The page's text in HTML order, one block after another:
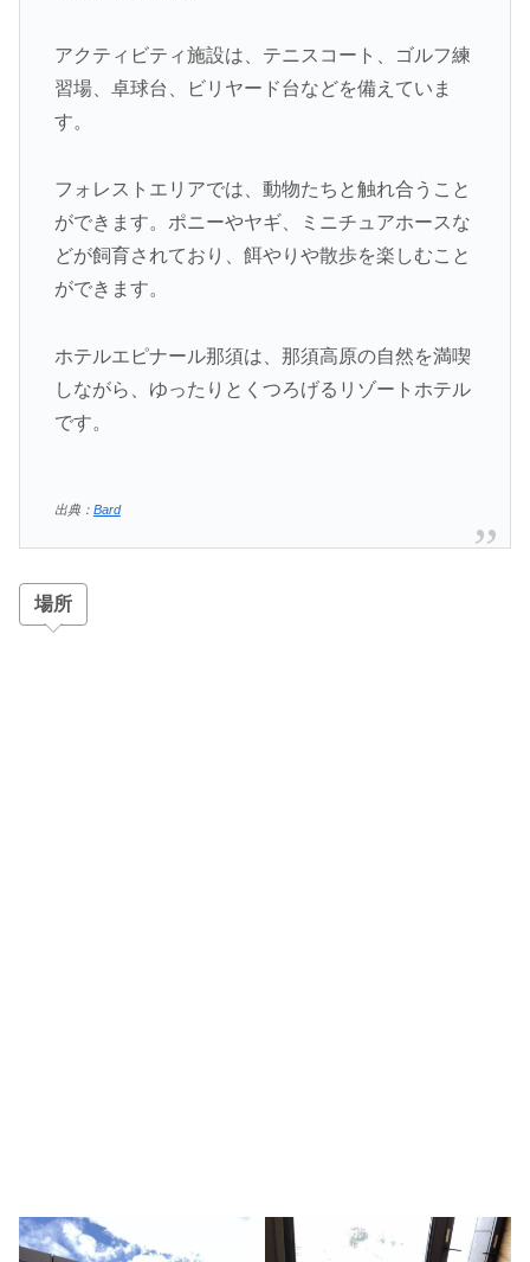
アクティビティ施設は、テニスコート、ゴルフ練
習場、卓球台、ビリヤード台などを備えていま
す。
フォレストエリアでは、動物たちと触れ合うこと
ができます。ポニーやヤギ、ミニチュアホースな
どが飼育されており、餌やりや散歩を楽しむこと
ができます。
ホテルエピナール那須は、那須高原の自然を満喫
しながら、ゆったりとくつろげるリゾートホテル
です。
出典： Bard
場所